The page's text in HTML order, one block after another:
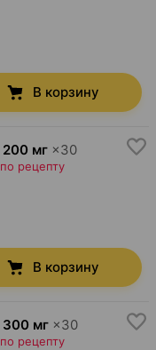
В корзину
200 мг ×30
по рецепту
В корзину
300 мг ×30
по рецепту